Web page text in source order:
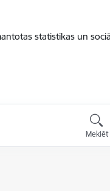
statistikas un
Meklēt